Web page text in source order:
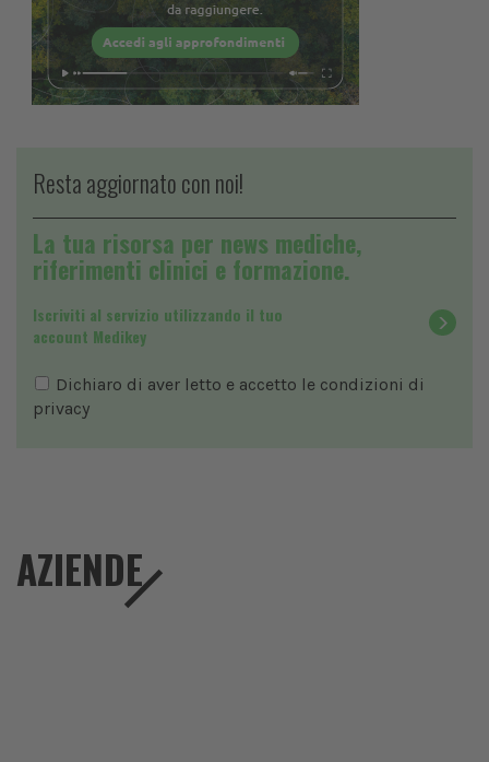
Resta aggiornato con noi!
La tua risorsa per news mediche,
riferimenti clinici e formazione.
Iscriviti al servizio utilizzando il tuo
account Medikey
Dichiaro di aver letto e accetto le condizioni di
privacy
AZIENDE